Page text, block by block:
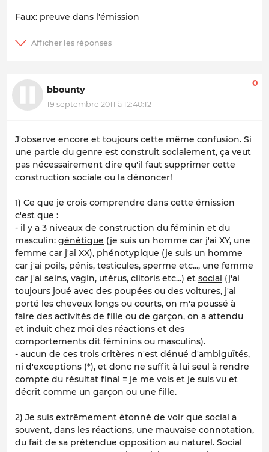
Faux: preuve dans l'émission
bbounty
19 septembre 2011 à 12:40:12
0
J'observe encore et toujours cette même confusion. Si
une partie du genre est construit socialement, ça veut
pas nécessairement dire qu'il faut supprimer cette
construction sociale ou la dénoncer!
1) Ce que je crois comprendre dans cette émission
c'est que :
- il y a 3 niveaux de construction du féminin et du
masculin: génétique (je suis un homme car j'ai XY, une
femme car j'ai XX), phénotypique (je suis un homme
car j'ai poils, pénis, testicules, sperme etc..., une femme
car j'ai seins, vagin, utérus, clitoris etc...) et social (j'ai
toujours joué avec des poupées ou des voitures, j'ai
porté les cheveux longs ou courts, on m'a poussé à
faire des activités de fille ou de garçon, on a attendu
et induit chez moi des réactions et des
comportements dit féminins ou masculins).
- aucun de ces trois critères n'est dénué d'ambiguïtés,
ni d'exceptions (*), et donc ne suffit à lui seul à rendre
compte du résultat final = je me vois et je suis vu et
décrit comme un garçon ou une fille.
2) Je suis extrêmement étonné de voir que social a
souvent, dans les réactions, une mauvaise connotation,
du fait de sa prétendue opposition au naturel. Social